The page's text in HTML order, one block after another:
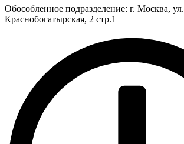
Обособленное подразделение: г. Москва, ул.
Краснобогатырская, 2 стр.1